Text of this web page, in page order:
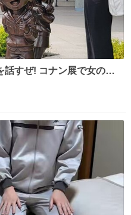
すぜ! コナン展で女の子
をかけられた。 あぁ鞄の
し見た目もすごく千速さん
鳥取大阪コ